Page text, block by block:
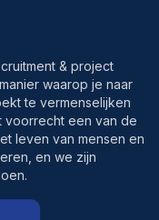
& project
waarop je naar
te vermenselijken
voorrecht een van de
leven van mensen en
en we zijn